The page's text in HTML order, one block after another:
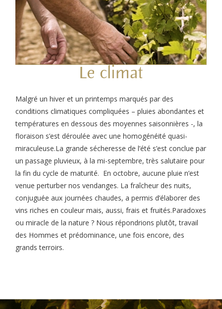
Le climat
Malgré un hiver et un printemps marqués par des
conditions climatiques compliquées – pluies abondantes et
températures en dessous des moyennes saisonnières -, la
floraison s’est déroulée avec une homogénéité quasi-
miraculeuse.La grande sécheresse de l’été s’est conclue par
un passage pluvieux, à la mi-septembre, très salutaire pour
la fin du cycle de maturité. En octobre, aucune pluie n’est
venue perturber nos vendanges. La fraîcheur des nuits,
conjuguée aux journées chaudes, a permis d’élaborer des
vins riches en couleur mais, aussi, frais et fruités.Paradoxes
ou miracle de la nature ? Nous répondrions plutôt, travail
des Hommes et prédominance, une fois encore, des
grands terroirs.